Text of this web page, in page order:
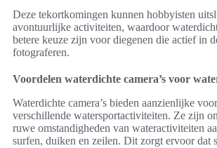
Deze tekortkomingen kunnen hobbyisten
avontuurlijke activiteiten, waardoor
betere keuze zijn voor diegenen die actief in
fotograferen.
Voordelen waterdichte camera’s voor
Waterdichte camera’s bieden aanzienlijke
verschillende watersportactiviteiten. Ze zijn
ruwe omstandigheden van wateractiviteiten
surfen, duiken en zeilen. Dit zorgt ervoor dat